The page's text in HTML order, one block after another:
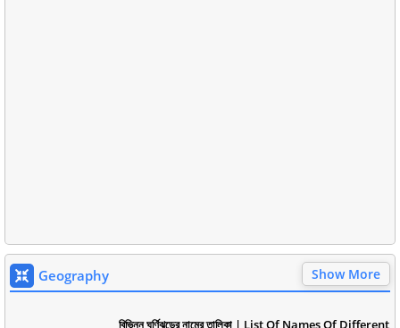
Geography Show More
বিভিন্ন ঘূর্ণিঝড়ের নামের তালিকা | List Of Names Of Different